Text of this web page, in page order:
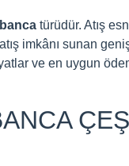
türüdür. Atış
imkânı sunan
ve en uygun